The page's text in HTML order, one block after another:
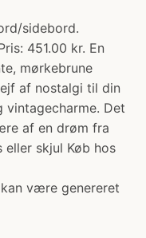
sidebord.
451.00 kr. En
mørkebrune
af nostalgi til din
vintagecharme. Det
af en drøm fra
skjul Køb hos
være genereret